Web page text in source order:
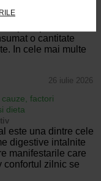
macar o data
o cantitate
In cele mai multe
26 iulie 2026
factori
dieta
este una dintre cele
digestive intalnite
manifestarile care
confortul zilnic se